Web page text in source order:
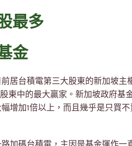
最多
金
居台積電第三大股東的新加坡主
東中的最大贏家。新加坡政府基
增加1倍以上，而且幾乎是只買